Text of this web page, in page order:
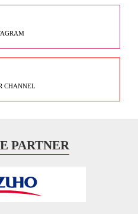
CHANNEL
PARTNER